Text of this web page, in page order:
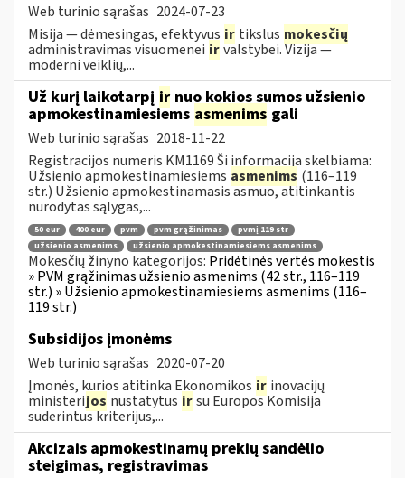
Web turinio sąrašas 2024-07-23
Misija — dėmesingas, efektyvus ir tikslus mokesčių
administravimas visuomenei irvalstybei. Vizija —
moderni veiklių,...
Už kurį laikotarpį ir nuo kokios sumos užsienio
apmokestinamiesiems asmenims gali
Web turinio sąrašas 2018-11-22
Registracijos numeris KM1169 Ši informacija skelbiama:
Užsienio apmokestinamiesiems asmenims (116–119
str.) Užsienio apmokestinamasis asmuo, atitinkantis
nurodytas sąlygas,...
50 eur 400 eur pvm pvm grąžinimas
pvmį 119 str
užsienio asmenims
užsienio apmokestinamiesiems asmenims
Mokesčių žinyno kategorijos: Pridėtinės vertės mokestis
» PVM grąžinimas užsienio asmenims (42 str., 116–119
str.) » Užsienio apmokestinamiesiems asmenims (116–
119 str.)
Subsidijos įmonėms
Web turinio sąrašas 2020-07-20
Įmonės, kurios atitinka Ekonomikos ir inovacijų
ministerijos nustatytus irsu Europos Komisija
suderintus kriterijus,...
Akcizais apmokestinamų prekių sandėlio
steigimas, registravimas